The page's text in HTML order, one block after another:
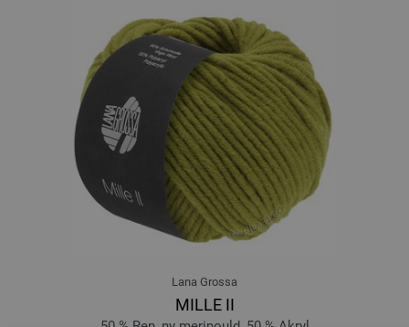
Lana Grossa
MILLE II